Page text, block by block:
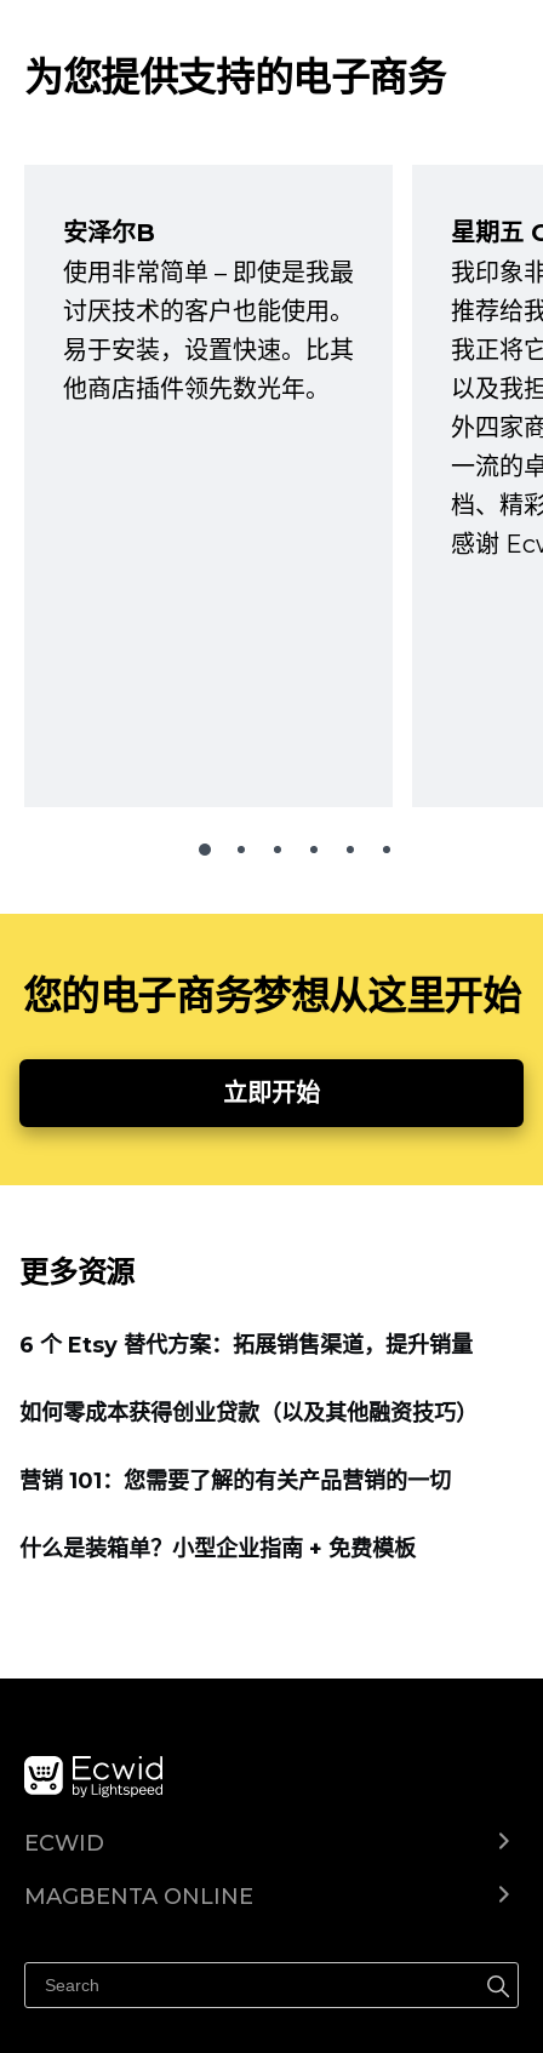
为您提供支持的电子商务
安泽尔B
使用非常简单 – 即使是我最
讨厌技术的客户也能使用。
易于安装，设置快速。比其
他商店插件领先数光年。
星期五
我印象
推荐给
我正将
以及我
外四家
一流的
档、精
感谢
您的电子商务梦想从这里开始
立即开始
更多资源
6 个 Etsy 替代方案：拓展销售渠道，提升销量
如何零成本获得创业贷款（以及其他融资技巧）
营销 101：您需要了解的有关产品营销的一切
什么是装箱单？小型企业指南 + 免费模板
ECWID
Help center
MAGBENTA ONLINE
Ibenta sa Facebook